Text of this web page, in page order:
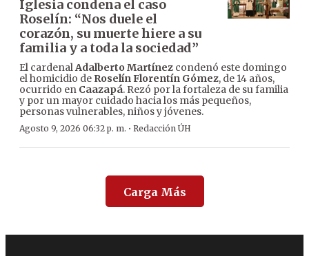
Iglesia condena el caso
Roselín: “Nos duele el
corazón, su muerte hiere a su
familia y a toda la sociedad”
El cardenalAdalberto Martínez condenó este domingo
el homicidio de Roselín Florentín Gómez, de 14 años,
ocurrido en Caazapá. Rezó por la fortaleza de su familia
y por un mayor cuidado hacia los más pequeños,
personas vulnerables, niños y jóvenes.
Agosto 9, 2026 06:32 p. m. · Redacción ÚH
Carga Más